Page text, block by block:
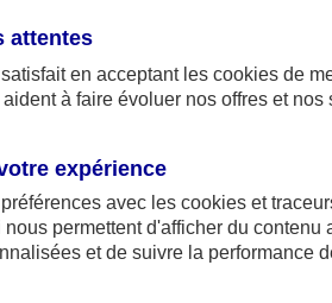
attentes
en acceptant les cookies de
à faire évoluer nos offres et nos
expérience
avec les cookies et
permettent d'afficher du contenu
et de suivre la performance